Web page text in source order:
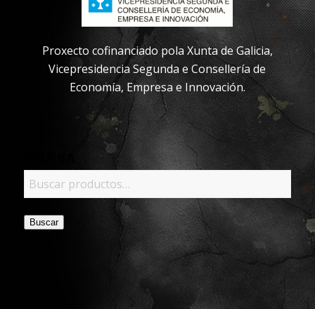
Proxecto cofinanciado pola Xunta de Galicia,
Vicepresidencia Segunda e Consellería de
Economía, Empresa e Innovación.
Buscar